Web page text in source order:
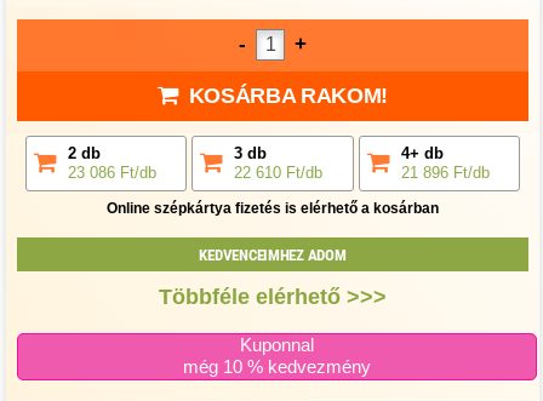
- +
KOSÁRBA RAKOM!
2 db
23 086 Ft/db
3 db
22 610 Ft/db
4+ db
21 896 Ft/db
Online szépkártya fizetés is elérhető a kosárban
KEDVENCEIMHEZ ADOM
Többféle elérhető >>>
Kuponnal
még 10 % kedvezmény